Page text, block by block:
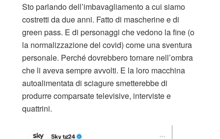
Sto parlando dell’imbavagliamento a cui siamo
costretti da due anni. Fatto di mascherine e di
green pass. E di personaggi che vedono la fine (o
la normalizzazione del covid) come una sventura
personale. Perché dovrebbero tornare nell’ombra
che li aveva sempre avvolti. E la loro macchina
autoalimentata di sciagure smetterebbe di
produrre comparsate televisive, interviste e
quattrini.